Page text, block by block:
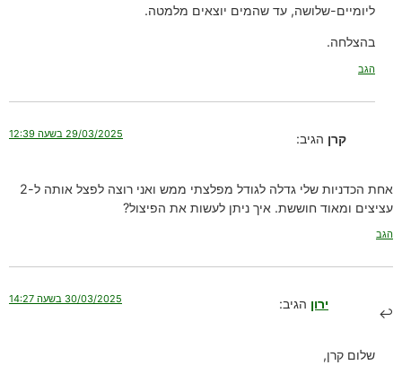
ליומיים-שלושה, עד שהמים יוצאים מלמטה.
בהצלחה.
הגב
קרן הגיב: 29/03/2025 בשעה 12:39
אחת הכדניות שלי גדלה לגודל מפלצתי ממש ואני רוצה לפצל אותה ל-2
עציצים ומאוד חוששת. איך ניתן לעשות את הפיצול?
הגב
ירון הגיב: 30/03/2025 בשעה 14:27
שלום קרן,